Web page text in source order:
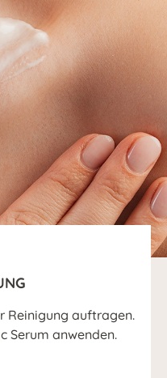
Reinigung auftragen.
Serum anwenden.